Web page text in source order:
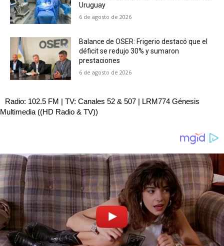
Uruguay
6 de agosto de 2026
Balance de OSER: Frigerio destacó que el
déficit se redujo 30% y sumaron
prestaciones
6 de agosto de 2026
Radio: 102.5 FM | TV: Canales 52 & 507 | LRM774 Génesis
Multimedia ((HD Radio & TV))